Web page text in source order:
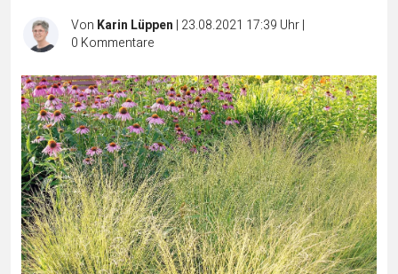
Von Karin Lüppen | 23.08.2021 17:39 Uhr|
0 Kommentare